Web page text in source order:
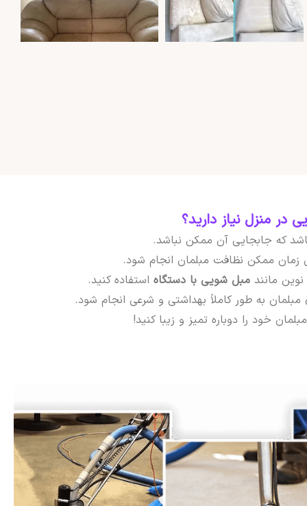
منزل نیاز دارید؟
که جابجایی آن ممکن نباشد.
زمان ممکن نظافت مبلمان انجام شود.
مانند مبل شویی با دستگاه استفاده کنید.
به طور کاملاً بهداشتی و شرعی انجام شود.
خود را دوباره تمیز و زیبا کنید!